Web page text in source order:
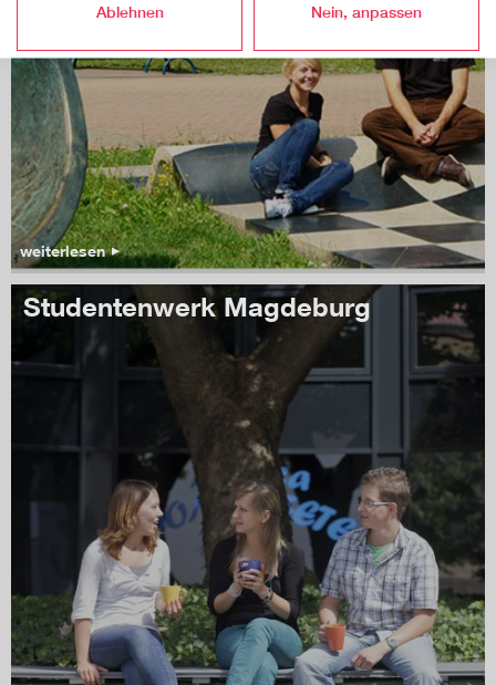
weiterlesen
Studentenwerk Magdeburg
Ablehnen Nein, anpassen